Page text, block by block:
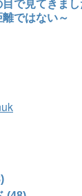
離ではない～